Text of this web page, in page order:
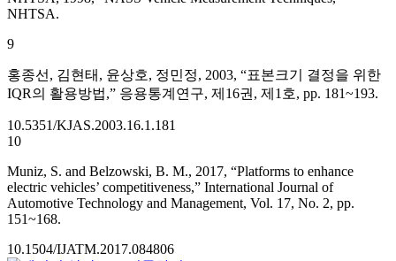
NHTSA.
9
홍종선, 김현태, 윤상호, 정민정, 2003, “표본크기 결정을 위한
IQR의 활용방법,” 응용통계연구, 제16권, 제1호, pp. 181~193.
10.5351/KJAS.2003.16.1.181
10
Muniz, S. and Belzowski, B. M., 2017, “Platforms to enhance
electric vehicles’ competitiveness,” International Journal of
Automotive Technology and Management, Vol. 17, No. 2, pp.
151~168.
10.1504/IJATM.2017.084806